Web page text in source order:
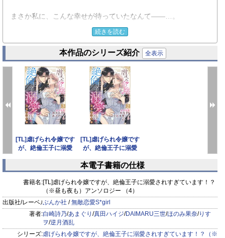
まさか私に、こんな幸せが待っていたなんて――…。
憧れていた彼の溺愛は、淫らに甘くて激しすぎる…!!
デジタル限定・えろキュン異世界アンソロジー第4巻♪
カバーイラスト：逆月酒乱
収録作品：
★白崎詩乃『婚約破棄からはじまる結婚生活 おあずけ初夜は淫
らに甘く』
★あまぐり『私、悪役令嬢なのに王子に溺愛されて身が持ちま
★真田ハイジ『溺愛公爵様は呪われ乙女をご所望です!?』
★DAIMARU三世『きっと恋する運命。 将校様は令嬢に初恋を
★ほのみ果奈『忌み子令嬢の身代わり婚 ～初恋の王太子様に娶
られました～』
★りすヲ『敵国に嫁がされたら、○○王子に溺愛されてます！
甘すぎ夜伽に濡れて乱れて』
続きを読む
本作品のシリーズ紹介 全表示
[TL]虐げられ令嬢です
が、絶倫王子に溺愛
[TL]虐げられ令嬢です
が、絶倫王子に溺愛
prev next
本電子書籍の仕様
書籍名:[TL]虐げられ令嬢ですが、絶倫王子に溺愛されすぎています！？
（※昼も夜も）アンソロジー （4）
出版社/レーベル:ぶんか社 /無敵恋愛S*girl
著者:白崎詩乃/あまぐり /真田ハイジ/DAIMARU三世/ほのみ果奈/りす
ヲ/逆月酒乱
シリーズ:虐げられ令嬢ですが、絶倫王子に溺愛されすぎています！？（※